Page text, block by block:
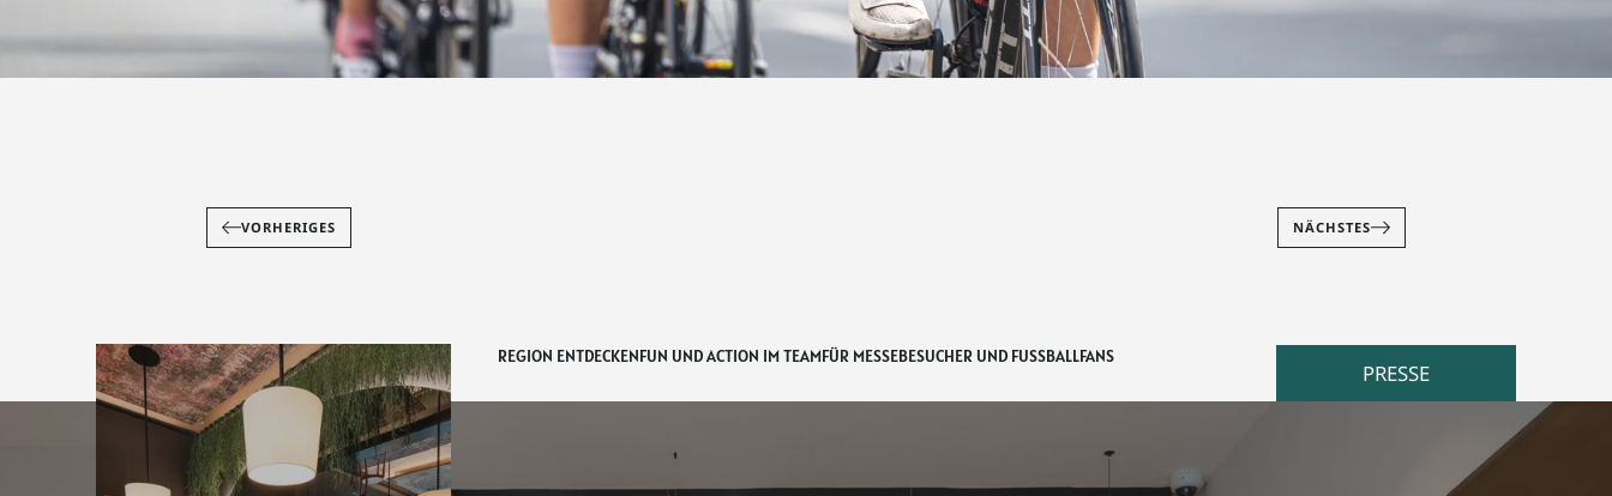
VORHERIGES NÄCHSTES
REGION ENTDECKENFUN UND ACTION IM TEAMFÜR MESSEBESUCHER UND FUSSBALLFANS
PRESSE